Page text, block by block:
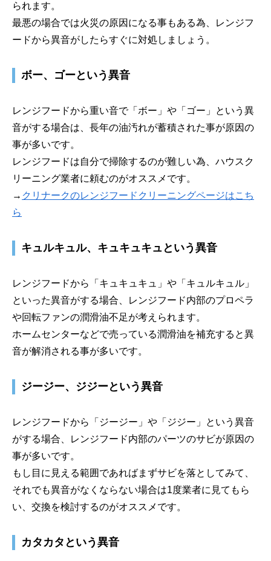
られます。
最悪の場合では火災の原因になる事もある為、レンジフ
ードから異音がしたらすぐに対処しましょう。
ボー、ゴーという異音
レンジフードから重い音で「ボー」や「ゴー」という異
音がする場合は、長年の油汚れが蓄積された事が原因の
事が多いです。
レンジフードは自分で掃除するのが難しい為、ハウスク
リーニング業者に頼むのがオススメです。
→ クリナークのレンジフードクリーニングページはこち
ら
キュルキュル、キュキュキュという異音
レンジフードから「キュキュキュ」や「キュルキュル」
といった異音がする場合、レンジフード内部のプロペラ
や回転ファンの潤滑油不足が考えられます。
ホームセンターなどで売っている潤滑油を補充すると異
音が解消される事が多いです。
ジージー、ジジーという異音
レンジフードから「ジージー」や「ジジー」という異音
がする場合、レンジフード内部のパーツのサビが原因の
事が多いです。
もし目に見える範囲であればまずサビを落としてみて、
それでも異音がなくならない場合は1度業者に見てもら
い、交換を検討するのがオススメです。
カタカタという異音